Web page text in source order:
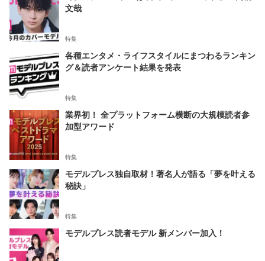
文哉
特集
各種エンタメ・ライフスタイルにまつわるランキン
グ＆読者アンケート結果を発表
特集
業界初！ 全プラットフォーム横断の大規模読者参
加型アワード
特集
モデルプレス独自取材！著名人が語る「夢を叶える
秘訣」
特集
モデルプレス読者モデル 新メンバー加入！